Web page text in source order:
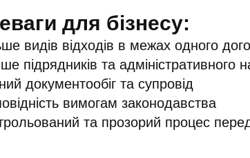
для бізнесу:
видів відходів в межах одного
підрядників та адміністративного
документообіг та супровід
вимогам законодавства
та прозорий процес